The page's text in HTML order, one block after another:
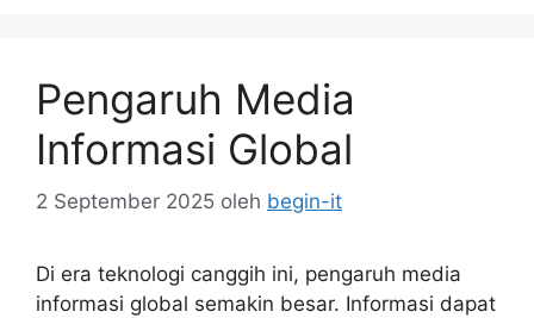
Pengaruh Media
Informasi Global
2 September 2025 oleh begin-it
Di era teknologi canggih ini, pengaruh media
informasi global semakin besar. Informasi dapat